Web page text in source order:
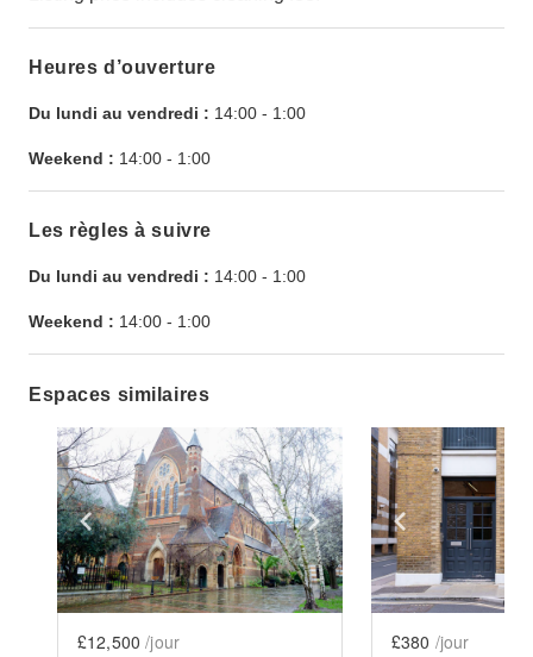
Heures d’ouverture
Du lundi au vendredi : 14:00 - 1:00
Weekend : 14:00 - 1:00
Les règles à suivre
Du lundi au vendredi : 14:00 - 1:00
Weekend : 14:00 - 1:00
Espaces similaires
Show previous slide Show next slide
£12,500 /jour
Show
£380 /jour